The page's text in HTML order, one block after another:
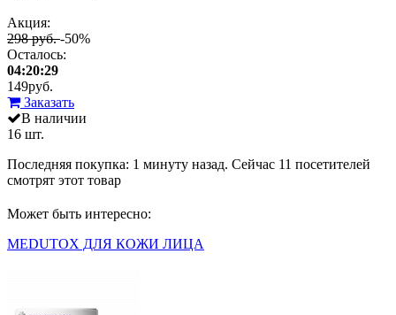
Акция:
298 руб.-50%
Осталось:
04:20:29
149руб.
Заказать
В наличии
16 шт.
Последняя покупка: 1 минуту назад. Сейчас 11 посетителей
смотрят этот товар
Может быть интересно:
MEDUTOX ДЛЯ КОЖИ ЛИЦА